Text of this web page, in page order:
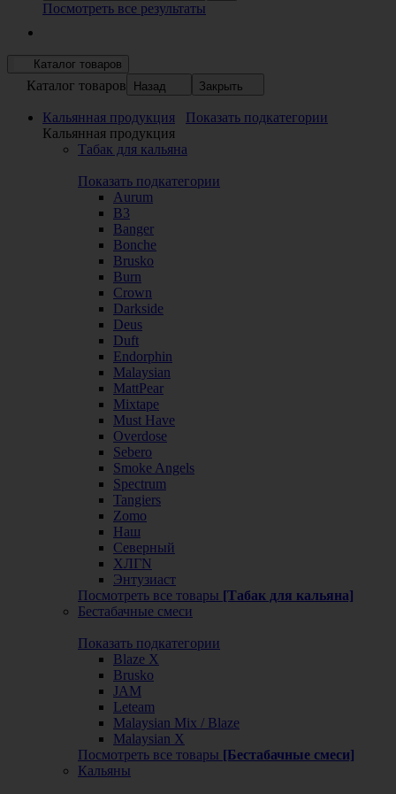
Посмотреть все результаты
Каталог товаров
Каталог товаров Назад Закрыть
Кальянная продукция
Показать подкатегории
Кальянная продукция
Табак для кальяна
Показать подкатегории
Aurum
B3
Banger
Bonche
Brusko
Burn
Crown
Darkside
Deus
Duft
Endorphin
Malaysian
MattPear
Mixtape
Must Have
Overdose
Sebero
Smoke Angels
Spectrum
Tangiers
Zomo
Наш
Северный
ХЛГN
Энтузиаст
Посмотреть все товары [Табак для кальяна]
Бестабачные смеси
Показать подкатегории
Blaze X
Brusko
JAM
Leteam
Malaysian Mix / Blaze
Malaysian X
Посмотреть все товары [Бестабачные смеси]
Кальяны